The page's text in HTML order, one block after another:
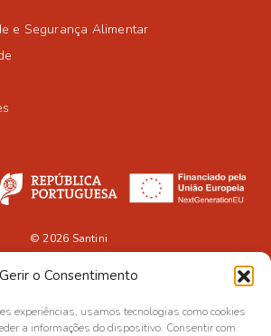
Gerir o Consentimento
experiências, usamos tecnologias como cookies
a informações do dispositivo. Consentir com
e Segurança Alimentar
© 2026 Santini